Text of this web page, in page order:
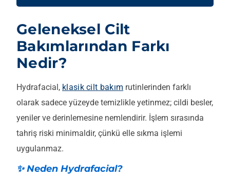
Geleneksel Cilt
Bakımlarından Farkı
Nedir?
Hydrafacial, klasik cilt bakım rutinlerinden farklı
olarak sadece yüzeyde temizlikle yetinmez; cildi besler,
yeniler ve derinlemesine nemlendirir. İşlem sırasında
tahriş riski minimaldir, çünkü elle sıkma işlemi
uygulanmaz.
✨ Neden Hydrafacial?